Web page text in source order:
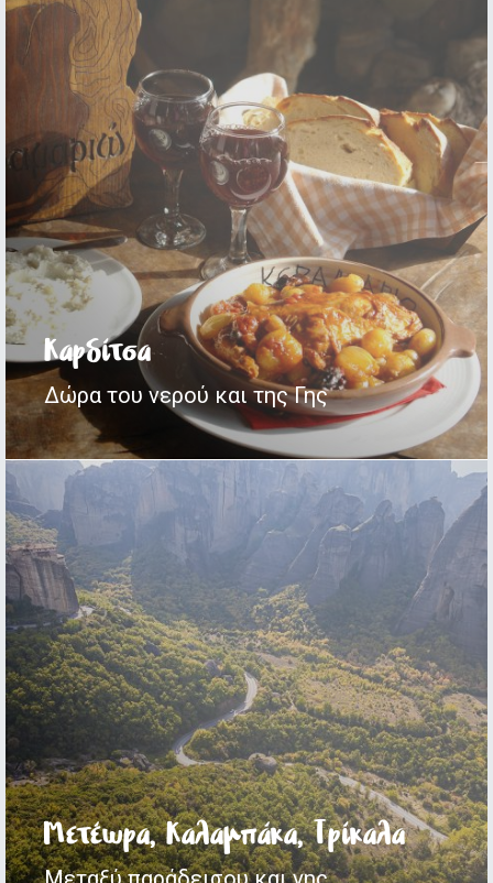
Καρδίτσα
Δώρα του νερού και της Γης
Καρδίτσα
Σε ρυθμούς "φυσικούς"
Μετέωρα, Καλαμπάκα, Τρίκαλα